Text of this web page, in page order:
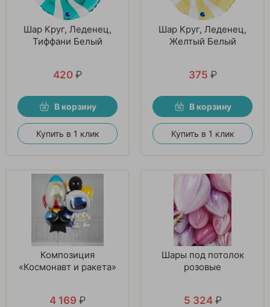
Шар Круг, Леденец,
Тиффани Белый
420 ₽
В корзину
Купить в 1 клик
Шар Круг, Леденец,
Желтый Белый
375 ₽
В корзину
Купить в 1 клик
Композиция
«Космонавт и ракета»
4 169 ₽
Шары под потолок
розовые
5 324 ₽